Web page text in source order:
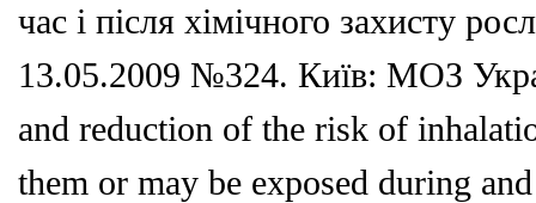
час і після хімічного захисту
13.05.2009 №324. Київ: МОЗ
and reduction of the risk of
them or may be exposed during